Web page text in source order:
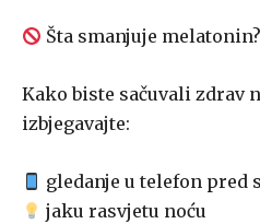
Šta smanjuje melatonin?
Kako biste sačuvali zdrav
izbjegavajte:
gledanje u telefon pred
jaku rasvjetu noću